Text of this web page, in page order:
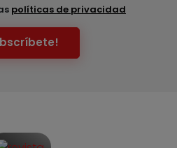
políticas de privacidad